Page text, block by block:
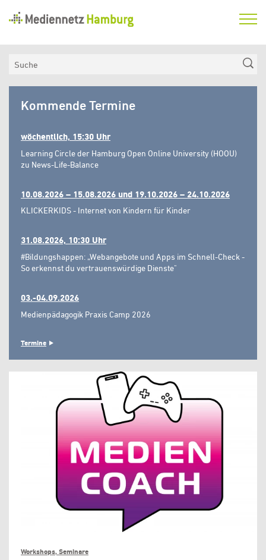
Hamburg
Aktuelles
Medienkompetenzfonds
Hamburg
Kommende Termine
wöchentlich, 15:30 Uhr
Learning Circle der Hamburg Open Online University (HOOU)
zu News-Life-Balance
10.08.2026 – 15.08.2026 und 19.10.2026 – 24.10.2026
KLICKERKIDS - Internet von Kindern für Kinder
31.08.2026, 10:30 Uhr
#Bildungshappen: „Webangebote und Apps im Schnell-Check -
So erkennst du vertrauenswürdige Dienste"
03.-04.09.2026
Medienpädagogik Praxis Camp 2026
Termine
Workshops, Seminare